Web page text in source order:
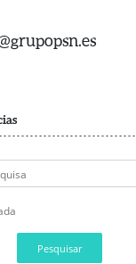
Pesquisar